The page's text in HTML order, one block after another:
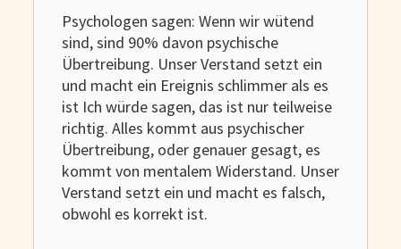
Psychologen sagen: Wenn wir wütend
sind, sind 90% davon psychische
Übertreibung. Unser Verstand setzt ein
und macht ein Ereignis schlimmer als es
ist Ich würde sagen, das ist nur teilweise
richtig. Alles kommt aus psychischer
Übertreibung, oder genauer gesagt, es
kommt von mentalem Widerstand. Unser
Verstand setzt ein und macht es falsch,
obwohl es korrekt ist.